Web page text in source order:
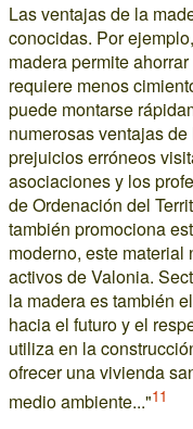
Las ventajas de la
conocidas. Por
madera permite
requiere menos
puede montarse
numerosas ventajas
prejuicios erróneos
asociaciones y los
de Ordenación del
también promociona
moderno, este material
activos de Valonia.
la madera es también
hacia el futuro y el
utiliza en la
ofrecer una vivienda
medio ambiente..."11